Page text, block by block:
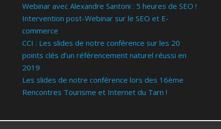
Webinar avec Alexandre Santoni : 5 heures de SEO !
Intervention post-Webinar sur le SEO et E-
commerce
CCI : Les slides de notre conférence sur les 20
points clés d’un référencement naturel réussi en
2019
Les slides de notre conférence lors des 16ème
Rencontres Tourisme et Internet du Tarn !